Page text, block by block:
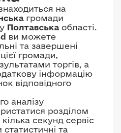
на
громади
Полтавська області.
ви можете
та завершені
громади,
торгів, а
інформацію
відповідного
аналізу
розділом
кілька секунд сервіс
та